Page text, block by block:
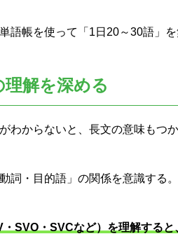
語帳を使って「1日20～30語」を
理解を深める
わからないと、長文の意味もつか
動詞・目的語」の関係を意識する。
SVO・SVCなど）を理解すると